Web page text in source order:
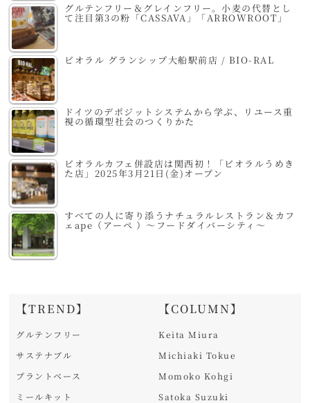
グルテンフリー＆グレインフリー。小麦の代替とし
て注目第3の粉「CASSAVA」「ARROWROOT」
ビオラル グランシップ大船駅前店 / BIO-RAL
ドイツのデポジットシステムから学ぶ、リユース重
視の循環型社会のつくりかた
ビオラルカフェ併設店は関西初！「ビオラルうめき
た店」2025年3月21日(金)オープン
すべての人に寄り添うナチュラルレストラン＆カフ
ェape（アーペ ）～フードダイバーシティ～
【TREND】
グルテンフリー
サステナブル
プラントベース
ミールキット
【COLUMN】
Keita Miura
Michiaki Tokue
Momoko Kohgi
Satoka Suzuki